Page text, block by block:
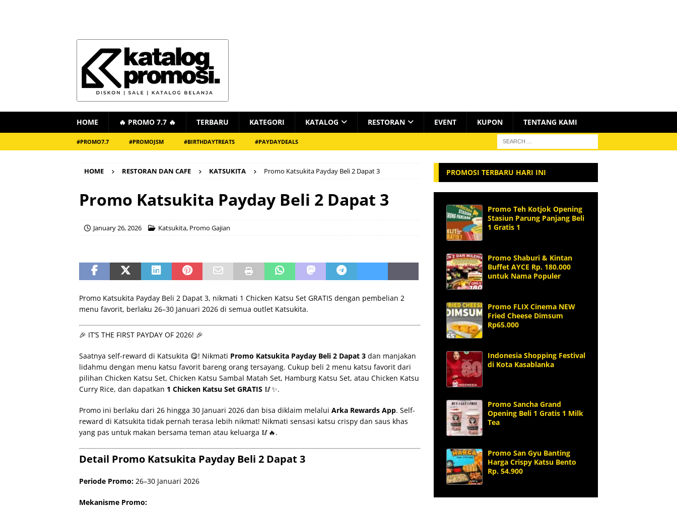
HOME 🔥 PROMO 7.7 🔥 TERBARU KATEGORI KATALOG RESTORAN EVENT KUPON TENTANG KAMI
#PROMO7.7 #PROMOJSM #BIRTHDAYTREATS #PAYDAYDEALS
HOME RESTORAN DAN CAFE KATSUKITA Promo Katsukita Payday Beli 2 Dapat 3
Promo Katsukita Payday Beli 2 Dapat 3
January 26, 2026 Katsukita, Promo Gajian
Promo Katsukita Payday Beli 2 Dapat 3, nikmati 1 Chicken Katsu Set GRATIS dengan pembelian 2
menu favorit, berlaku 26–30 Januari 2026 di semua outlet Katsukita.
🎉 IT’S THE FIRST PAYDAY OF 2026! 🎉
Saatnya self-reward di Katsukita 😋! Nikmati Promo Katsukita Payday Beli 2 Dapat 3 dan manjakan
lidahmu dengan menu katsu favorit bareng orang tersayang. Cukup beli 2 menu katsu favorit dari
pilihan Chicken Katsu Set, Chicken Katsu Sambal Matah Set, Hamburg Katsu Set, atau Chicken Katsu
Curry Rice, dan dapatkan 1 Chicken Katsu Set GRATIS 🥢✨.
Promo ini berlaku dari 26 hingga 30 Januari 2026 dan bisa diklaim melalui Arka Rewards App. Self-
reward di Katsukita tidak pernah terasa lebih nikmat! Nikmati sensasi katsu crispy dan saus khas
yang pas untuk makan bersama teman atau keluarga 🥢🔥.
Detail Promo Katsukita Payday Beli 2 Dapat 3
Periode Promo: 26–30 Januari 2026
Mekanisme Promo:
PROMOSI TERBARU HARI INI
Promo Teh Kotjok Opening
Stasiun Parung Panjang Beli
1 Gratis 1
Promo Shaburi & Kintan
Buffet AYCE Rp. 180.000
untuk Nama Populer
Promo FLIX Cinema NEW
Fried Cheese Dimsum
Rp65.000
Indonesia Shopping Festival
di Kota Kasablanka
Promo Sancha Grand
Opening Beli 1 Gratis 1 Milk
Tea
Promo San Gyu Banting
Harga Crispy Katsu Bento
Rp. 54.900